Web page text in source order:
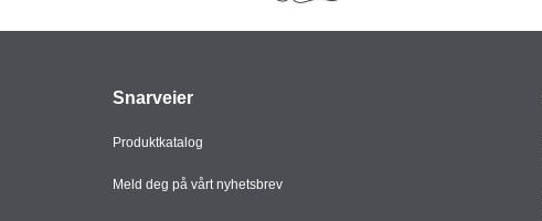
Snarveier
Produktkatalog
Meld deg på vårt nyhetsbrev